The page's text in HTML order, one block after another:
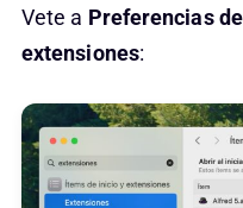
Vete a Preferencias
extensiones: